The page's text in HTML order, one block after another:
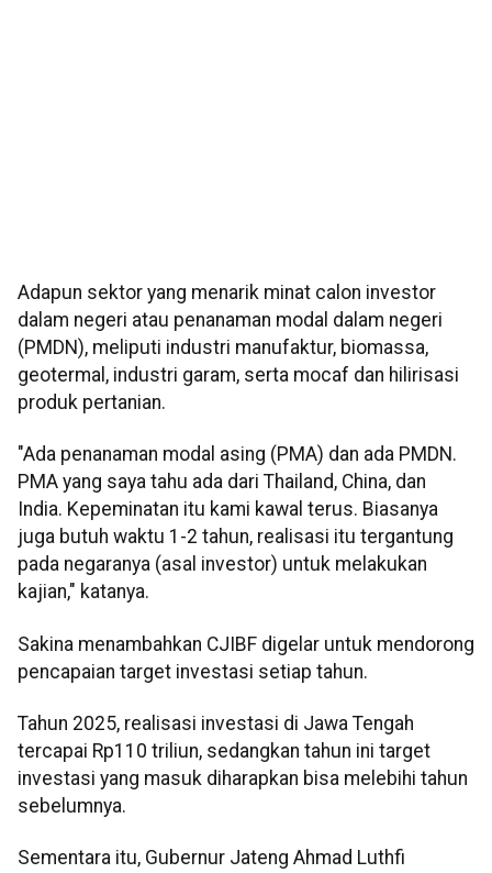
Adapun sektor yang menarik minat calon investor
dalam negeri atau penanaman modal dalam negeri
(PMDN), meliputi industri manufaktur, biomassa,
geotermal, industri garam, serta mocaf dan hilirisasi
produk pertanian.
"Ada penanaman modal asing (PMA) dan ada PMDN.
PMA yang saya tahu ada dari Thailand, China, dan
India. Kepeminatan itu kami kawal terus. Biasanya
juga butuh waktu 1-2 tahun, realisasi itu tergantung
pada negaranya (asal investor) untuk melakukan
kajian," katanya.
Sakina menambahkan CJIBF digelar untuk mendorong
pencapaian target investasi setiap tahun.
Tahun 2025, realisasi investasi di Jawa Tengah
tercapai Rp110 triliun, sedangkan tahun ini target
investasi yang masuk diharapkan bisa melebihi tahun
sebelumnya.
Sementara itu, Gubernur Jateng Ahmad Luthfi